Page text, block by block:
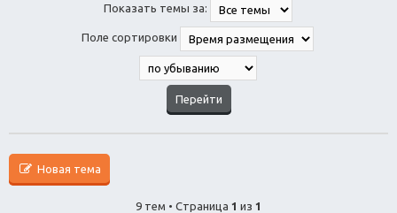
Показать темы за:
Поле сортировки
Новая тема
9 тем • Страница 1 из 1